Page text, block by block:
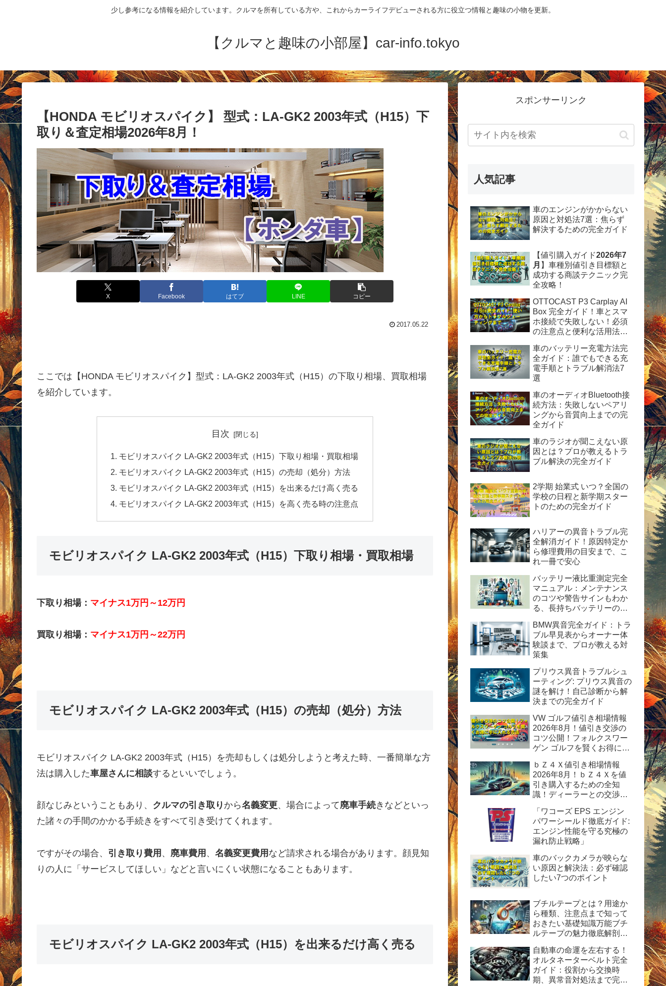
少し参考になる情報を紹介しています。クルマを所有している方や、これからカーライフデビューされる方に役立つ情報と趣味の小物を更新。
【クルマと趣味の小部屋】car-info.tokyo
【HONDA モビリオスパイク】 型式：LA-GK2 2003年式（H15）下
取り＆査定相場2026年8月！
X Facebook はてブ LINE コピー
2017.05.22
ここでは【HONDA モビリオスパイク】型式：LA-GK2 2003年式（H15）の下取り相場、買取相場
を紹介しています。
目次
モビリオスパイク LA-GK2 2003年式（H15）下取り相場・買取相場
モビリオスパイク LA-GK2 2003年式（H15）の売却（処分）方法
モビリオスパイク LA-GK2 2003年式（H15）を出来るだけ高く売る
モビリオスパイク LA-GK2 2003年式（H15）を高く売る時の注意点
モビリオスパイク LA-GK2 2003年式（H15）下取り相場・買取相場
下取り相場： マイナス1万円～12万円
買取り相場： マイナス1万円～22万円
モビリオスパイク LA-GK2 2003年式（H15）の売却（処分）方法
モビリオスパイク LA-GK2 2003年式（H15）を売却もしくは処分しようと考えた時、一番簡単な方
法は購入した車屋さんに相談するといいでしょう。
顔なじみということもあり、 クルマの引き取り から名義変更、場合によって廃車手続きなどといっ
た諸々の手間のかかる手続きをすべて引き受けてくれます。
ですがその場合、 引き取り費用 、 廃車費用 、 名義変更費用 など請求される場合があります。顔見知
りの人に「サービスしてほしい」などと言いにくい状態になることもあります。
モビリオスパイク LA-GK2 2003年式（H15）を出来るだけ高く売る
スポンサーリンク
人気記事
車のエンジンがかからない
原因と対処法7選：焦らず
解決するための完全ガイド
【値引購入ガイド2026年7
月 】車種別値引き目標額と
成功する商談テクニック完
全攻略！
OTTOCAST P3 Carplay AI
Box 完全ガイド！車とスマ
ホ接続で失敗しない！必須
の注意点と便利な活用法を
車のバッテリー充電方法完
全ガイド：誰でもできる充
電手順とトラブル解消法7
選
車のオーディオBluetooth接
続方法：失敗しないペアリ
ングから音質向上までの完
全ガイド
車のラジオが聞こえない原
因とは？プロが教えるトラ
ブル解決の完全ガイド
2学期 始業式 いつ？全国の
学校の日程と新学期スター
トのための完全ガイド
ハリアーの異音トラブル完
全解消ガイド！原因特定か
ら修理費用の目安まで、こ
れ一冊で安心
バッテリー液比重測定完全
マニュアル：メンテナンス
のコツや警告サインもわか
る、長持ちバッテリーの秘
BMW異音完全ガイド：トラ
ブル早見表からオーナー体
験談まで、プロが教える対
策集
プリウス異音トラブルシュ
ーティング: プリウス異音の
謎を解け！自己診断から解
決までの完全ガイド
VW ゴルフ値引き相場情報
2026年8月！値引き交渉の
コツ公開！フォルクスワー
ゲン ゴルフを賢くお得に手
ｂＺ４Ｘ値引き相場情報
2026年8月！ｂＺ４Ｘを値
引き購入するための全知
識！ディーラーとの交渉術
完全ガイド
「ワコーズ EPS エンジン
パワーシールド徹底ガイド:
エンジン性能を守る究極の
漏れ防止戦略」
車のバックカメラが映らな
い原因と解決法：必ず確認
したい7つのポイント
ブチルテープとは？用途か
ら種類、注意点まで知って
おきたい基礎知識万能ブチ
ルテープの魅力徹底解剖！
定版ガイド
自動車の命運を左右する！
オルタネーターベルト完全
ガイド：役割から交換時
期、異常音対処法まで完全